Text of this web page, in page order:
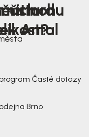
Antal
nohu
Časté dotazy
Brno